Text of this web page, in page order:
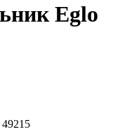
Eglo